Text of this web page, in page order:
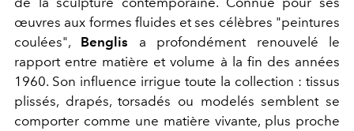
œuvres aux formes fluides et ses célèbres "peintures
coulées", Benglis a profondément renouvelé le
rapport entre matière et volume à la fin des années
1960. Son influence irrigue toute la collection : tissus
plissés, drapés, torsadés ou modelés semblent se
comporter comme une matière vivante, plus proche